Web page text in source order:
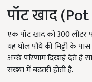
पॉट खाद
एक पॉट खाद को 300 लीटर
यह घोल पौधे की मिट्टी के
अच्छे परिणाम दिखाई देते
संख्या में बढ़तरी होती है.